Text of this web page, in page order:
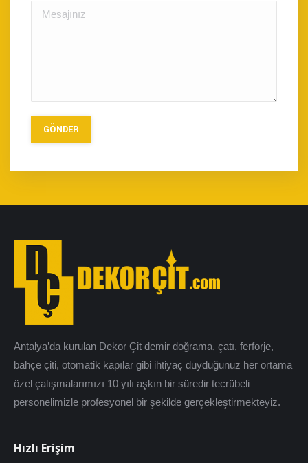
Antalya’da kurulan Dekor Çit demir doğrama, çatı, ferforje,
bahçe çiti, otomatik kapılar gibi ihtiyaç duyduğunuz her ortama
özel çalışmalarımızı 10 yılı aşkın bir süredir tecrübeli
personelimizle profesyonel bir şekilde gerçekleştirmekteyiz.
Hızlı Erişim